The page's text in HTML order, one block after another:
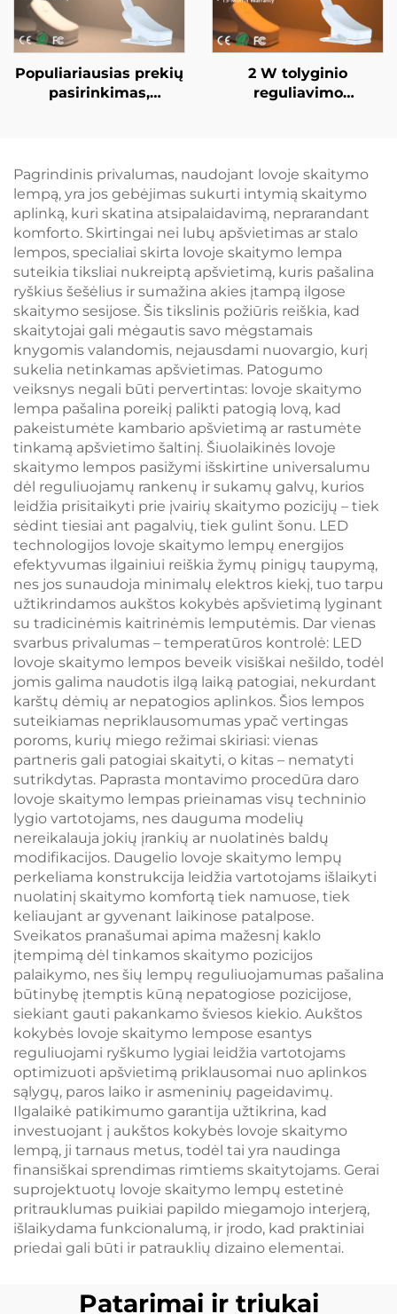
Populiariausias prekių
pasirinkimas,
mėlynos šviesos ir
mirksėjimo, baltai
dažytas kūnas, LED
knygos lempa
2 W tolyginio
reguliavimo
apšvietimo spalva,
juodai dažytas kūnas,
LED knygos lempa
Pagrindinis privalumas, naudojant lovoje skaitymo
lempą, yra jos gebėjimas sukurti intymią skaitymo
aplinką, kuri skatina atsipalaidavimą, neprarandant
komforto. Skirtingai nei lubų apšvietimas ar stalo
lempos, specialiai skirta lovoje skaitymo lempa
suteikia tiksliai nukreiptą apšvietimą, kuris pašalina
ryškius šešėlius ir sumažina akies įtampą ilgose
skaitymo sesijose. Šis tikslinis požiūris reiškia, kad
skaitytojai gali mėgautis savo mėgstamais
knygomis valandomis, nejausdami nuovargio, kurį
sukelia netinkamas apšvietimas. Patogumo
veiksnys negali būti pervertintas: lovoje skaitymo
lempa pašalina poreikį palikti patogią lovą, kad
pakeistumėte kambario apšvietimą ar rastumėte
tinkamą apšvietimo šaltinį. Šiuolaikinės lovoje
skaitymo lempos pasižymi išskirtine universalumu
dėl reguliuojamų rankenų ir sukamų galvų, kurios
leidžia prisitaikyti prie įvairių skaitymo pozicijų – tiek
sėdint tiesiai ant pagalvių, tiek gulint šonu. LED
technologijos lovoje skaitymo lempų energijos
efektyvumas ilgainiui reiškia žymų pinigų taupymą,
nes jos sunaudoja minimalų elektros kiekį, tuo tarpu
užtikrindamos aukštos kokybės apšvietimą lyginant
su tradicinėmis kaitrinėmis lemputėmis. Dar vienas
svarbus privalumas – temperatūros kontrolė: LED
lovoje skaitymo lempos beveik visiškai nešildo, todėl
jomis galima naudotis ilgą laiką patogiai, nekurdant
karštų dėmių ar nepatogios aplinkos. Šios lempos
suteikiamas nepriklausomumas ypač vertingas
poroms, kurių miego režimai skiriasi: vienas
partneris gali patogiai skaityti, o kitas – nematyti
sutrikdytas. Paprasta montavimo procedūra daro
lovoje skaitymo lempas prieinamas visų techninio
lygio vartotojams, nes dauguma modelių
nereikalauja jokių įrankių ar nuolatinės baldų
modifikacijos. Daugelio lovoje skaitymo lempų
perkeliama konstrukcija leidžia vartotojams išlaikyti
nuolatinį skaitymo komfortą tiek namuose, tiek
keliaujant ar gyvenant laikinose patalpose.
Sveikatos pranašumai apima mažesnį kaklo
įtempimą dėl tinkamos skaitymo pozicijos
palaikymo, nes šių lempų reguliuojamumas pašalina
būtinybę įtemptis kūną nepatogiose pozicijose,
siekiant gauti pakankamo šviesos kiekio. Aukštos
kokybės lovoje skaitymo lempose esantys
reguliuojami ryškumo lygiai leidžia vartotojams
optimizuoti apšvietimą priklausomai nuo aplinkos
sąlygų, paros laiko ir asmeninių pageidavimų.
Ilgalaikė patikimumo garantija užtikrina, kad
investuojant į aukštos kokybės lovoje skaitymo
lempą, ji tarnaus metus, todėl tai yra naudinga
finansiškai sprendimas rimtiems skaitytojams. Gerai
suprojektuotų lovoje skaitymo lempų estetinė
pritrauklumas puikiai papildo miegamojo interjerą,
išlaikydama funkcionalumą, ir įrodo, kad praktiniai
priedai gali būti ir patrauklių dizaino elementai.
Patarimai ir triukai